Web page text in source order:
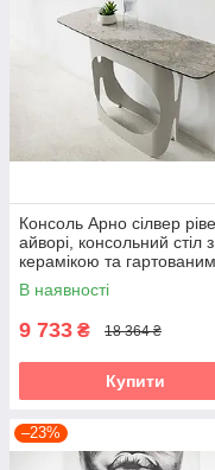
Консоль Арно сілвер
айворі, консольний стіл з
керамікою та гартованим
склом для передпокою
В наявності
9 733 ₴ 18 364 ₴
Купити
–23%